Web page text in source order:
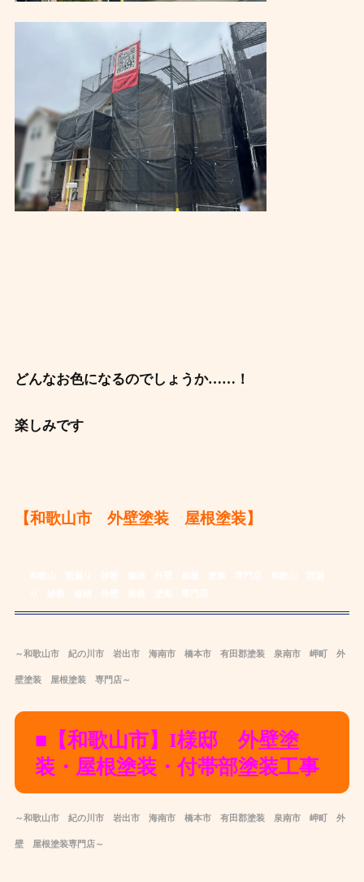
どんなお色になるのでしょうか……！
楽しみです
【和歌山市 外壁塗装 屋根塗装】
～和歌山市 紀の川市 岩出市 海南市 橋本市 有田郡塗装 泉南市 岬町 外
壁塗装屋根塗装 専門店～
■【和歌山市】 I様邸 外壁塗
装・屋根塗装・付帯部塗装工事
～和歌山市 紀の川市 岩出市 海南市 橋本市 有田郡塗装 泉南市 岬町 外
壁屋根塗装専門店～